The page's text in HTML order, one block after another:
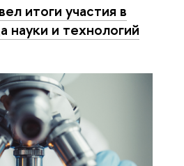
итоги участия в
науки и технологий